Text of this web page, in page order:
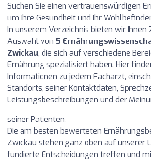
Suchen Sie einen vertrauenswürdigen
um Ihre Gesundheit und Ihr
In unserem Verzeichnis bieten wir Ihnen
Auswahl von 5
Zwickau, die sich auf verschiedene
Ernährung spezialisiert haben. Hier
Informationen zu jedem Facharzt,
Standorts, seiner Kontaktdaten,
Leistungsbeschreibungen und der
seiner Patienten.
Die am besten bewerteten
Zwickau stehen ganz oben auf unserer
fundierte Entscheidungen treffen und